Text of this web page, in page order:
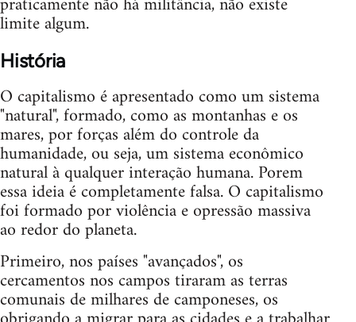
limite algum.
História
O capitalismo é apresentado como um sistema
"natural", formado, como as montanhas e os
mares, por forças além do controle da
humanidade, ou seja, um sistema econômico
natural à qualquer interação humana. Porem
essa ideia é completamente falsa. O capitalismo
foi formado por violência e opressão massiva
ao redor do planeta.
Primeiro, nos países "avançados", os
cercamentos nos campos tiraram as terras
comunais de milhares de camponeses, os